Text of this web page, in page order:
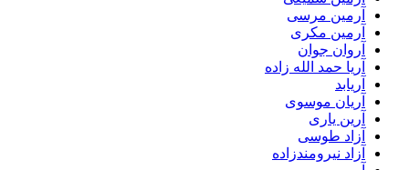
آرمین مرسی
آرمین مکری
آروان جوان
آریا حمد الله زاده
آریابد
آریان موسوی
آرین یاری
آزاد طوسی
آزاد نیرومندزاده